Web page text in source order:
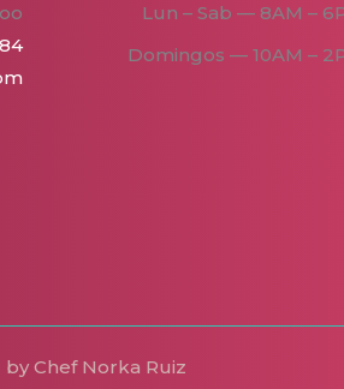
Lun – Sab — 8AM –
Domingos — 10AM –
Chef Norka Ruiz